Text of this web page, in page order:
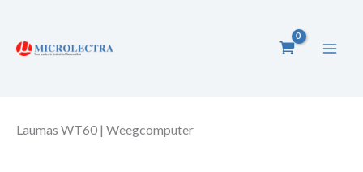
naar
Laumas WT60 | Weegcomputer